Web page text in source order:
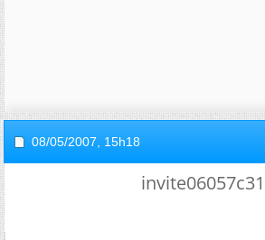
08/05/2007, 15h18
invite06057c31